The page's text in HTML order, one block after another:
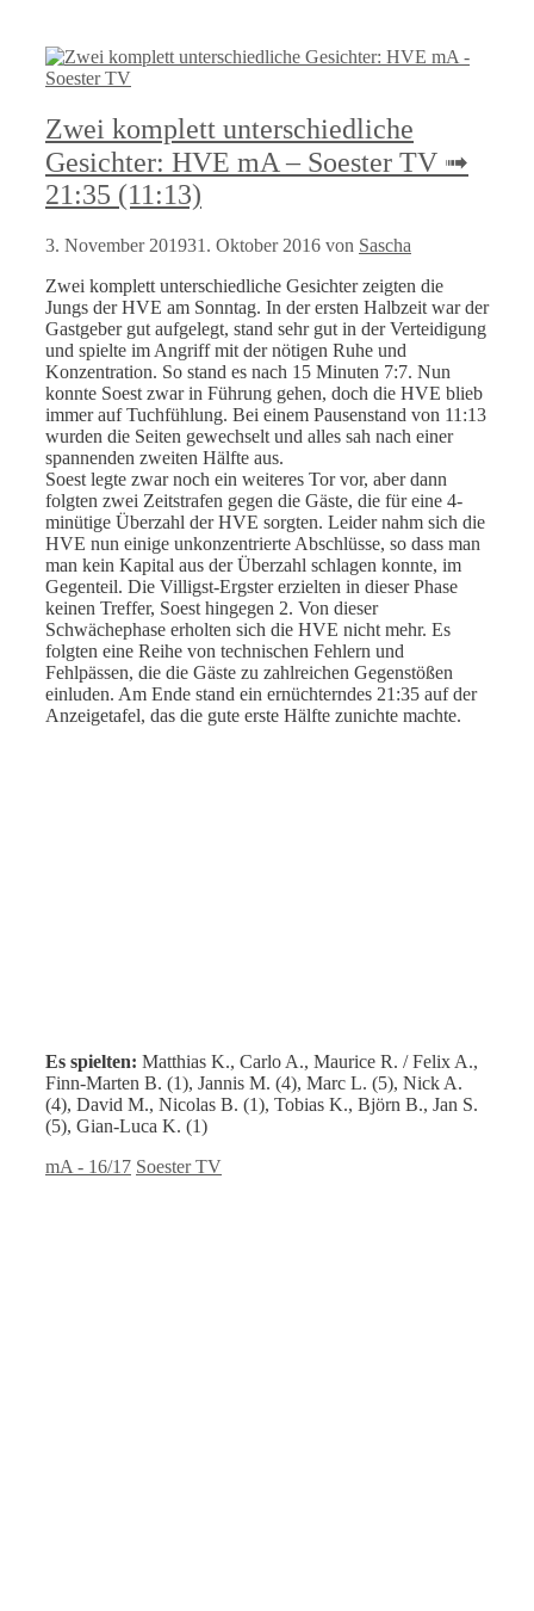
Zwei komplett unterschiedliche
Gesichter: HVE mA – Soester TV ➟
21:35 (11:13)
3. November 201931. Oktober 2016 von Sascha
Zwei komplett unterschiedliche Gesichter zeigten die
Jungs der HVE am Sonntag. In der ersten Halbzeit war der
Gastgeber gut aufgelegt, stand sehr gut in der Verteidigung
und spielte im Angriff mit der nötigen Ruhe und
Konzentration. So stand es nach 15 Minuten 7:7. Nun
konnte Soest zwar in Führung gehen, doch die HVE blieb
immer auf Tuchfühlung. Bei einem Pausenstand von 11:13
wurden die Seiten gewechselt und alles sah nach einer
spannenden zweiten Hälfte aus.
Soest legte zwar noch ein weiteres Tor vor, aber dann
folgten zwei Zeitstrafen gegen die Gäste, die für eine 4-
minütige Überzahl der HVE sorgten. Leider nahm sich die
HVE nun einige unkonzentrierte Abschlüsse, so dass man
man kein Kapital aus der Überzahl schlagen konnte, im
Gegenteil. Die Villigst-Ergster erzielten in dieser Phase
keinen Treffer, Soest hingegen 2. Von dieser
Schwächephase erholten sich die HVE nicht mehr. Es
folgten eine Reihe von technischen Fehlern und
Fehlpässen, die die Gäste zu zahlreichen Gegenstößen
einluden. Am Ende stand ein ernüchterndes 21:35 auf der
Anzeigetafel, das die gute erste Hälfte zunichte machte.
Es spielten: Matthias K., Carlo A., Maurice R. / Felix A.,
Finn-Marten B. (1), Jannis M. (4), Marc L. (5), Nick A.
(4), David M., Nicolas B. (1), Tobias K., Björn B., Jan S.
(5), Gian-Luca K. (1)
Kategorien
mA - 16/17 Schlagwörter
Soester TV